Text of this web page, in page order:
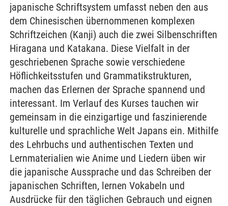
japanische Schriftsystem umfasst neben den aus
dem Chinesischen übernommenen komplexen
Schriftzeichen (Kanji) auch die zwei Silbenschriften
Hiragana und Katakana. Diese Vielfalt in der
geschriebenen Sprache sowie verschiedene
Höflichkeitsstufen und Grammatikstrukturen,
machen das Erlernen der Sprache spannend und
interessant. Im Verlauf des Kurses tauchen wir
gemeinsam in die einzigartige und faszinierende
kulturelle und sprachliche Welt Japans ein. Mithilfe
des Lehrbuchs und authentischen Texten und
Lernmaterialien wie Anime und Liedern üben wir
die japanische Aussprache und das Schreiben der
japanischen Schriften, lernen Vokabeln und
Ausdrücke für den täglichen Gebrauch und eignen